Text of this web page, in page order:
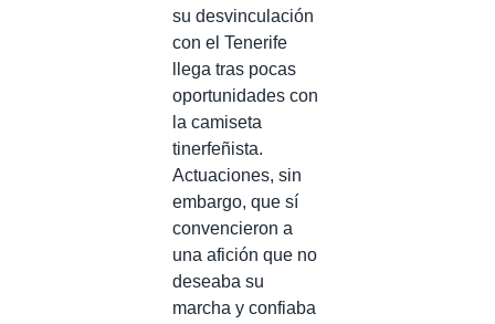
su desvinculación
con el Tenerife
llega tras pocas
oportunidades con
la camiseta
tinerfeñista.
Actuaciones, sin
embargo, que sí
convencieron a
una afición que no
deseaba su
marcha y confiaba